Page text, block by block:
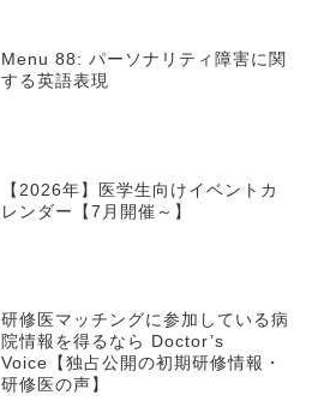
Menu 88: パーソナリティ障害に関
する英語表現
【2026年】医学生向けイベントカ
レンダー【7月開催～】
研修医マッチングに参加している病
院情報を得るなら Doctor’s
Voice【独占公開の初期研修情報・
研修医の声】